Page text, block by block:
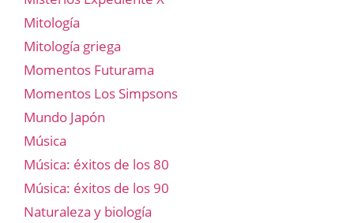
Mitología
Mitología griega
Momentos Futurama
Momentos Los Simpsons
Mundo Japón
Música
Música: éxitos de los 80
Música: éxitos de los 90
Naturaleza y biología